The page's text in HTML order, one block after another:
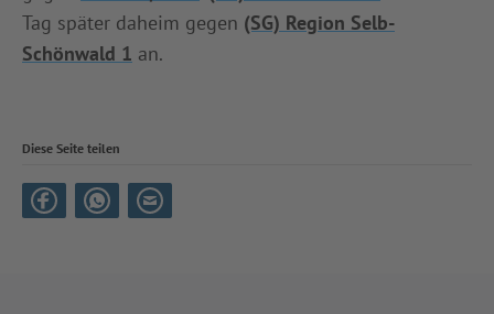
Tag später daheim gegen (SG) Region Selb-
Schönwald 1 an.
Diese Seite teilen